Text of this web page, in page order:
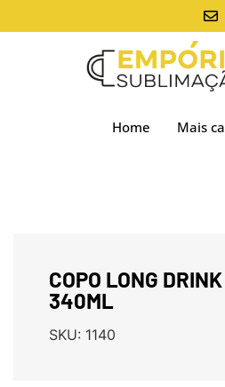
Home Mais
COPO LONG
340ML
SKU: 1140